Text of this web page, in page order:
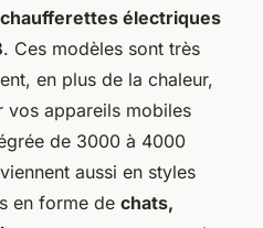
chaufferettes électriques
. Ces modèles sont très
en plus de la chaleur,
vos appareils mobiles
de 3000 à 4000
aussi en styles
en forme de chats,